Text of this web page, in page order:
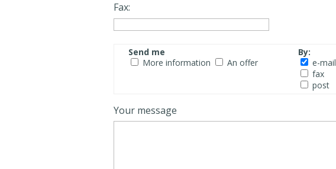
Fax:
Send me
More information
An offer
By:
e-mail
fax
post
Your message